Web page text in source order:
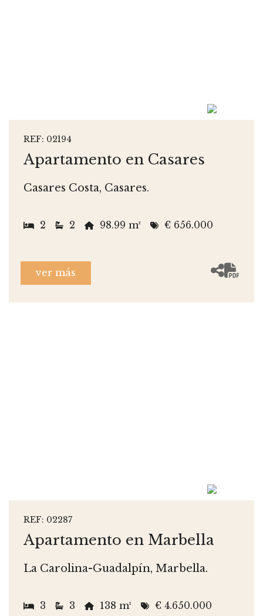
REF: 02194
Apartamento en Casares
Casares Costa, Casares.
2 2 98.99 m² € 656.000
ver más
REF: 02287
Apartamento en Marbella
La Carolina-Guadalpín, Marbella.
3 3 138 m² € 4.650.000